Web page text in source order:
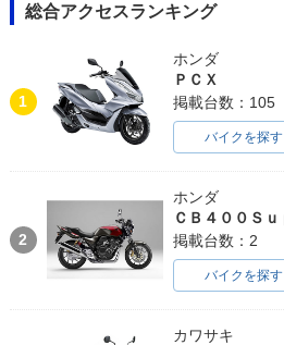
総合アクセスランキング
1
ホンダ
ＰＣＸ
掲載台数：105
バイクを探す
2
ホンダ
掲載台数：2
バイクを探す
カワサキ